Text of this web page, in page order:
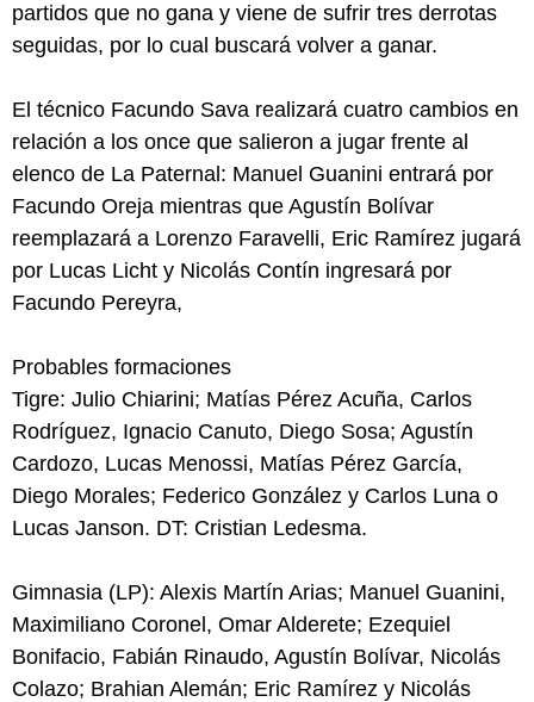
partidos que no gana y viene de sufrir tres derrotas
seguidas, por lo cual buscará volver a ganar.
El técnico Facundo Sava realizará cuatro cambios en
relación a los once que salieron a jugar frente al
elenco de La Paternal: Manuel Guanini entrará por
Facundo Oreja mientras que Agustín Bolívar
reemplazará a Lorenzo Faravelli, Eric Ramírez jugará
por Lucas Licht y Nicolás Contín ingresará por
Facundo Pereyra,
Probables formaciones
Tigre: Julio Chiarini; Matías Pérez Acuña, Carlos
Rodríguez, Ignacio Canuto, Diego Sosa; Agustín
Cardozo, Lucas Menossi, Matías Pérez García,
Diego Morales; Federico González y Carlos Luna o
Lucas Janson. DT: Cristian Ledesma.
Gimnasia (LP): Alexis Martín Arias; Manuel Guanini,
Maximiliano Coronel, Omar Alderete; Ezequiel
Bonifacio, Fabián Rinaudo, Agustín Bolívar, Nicolás
Colazo; Brahian Alemán; Eric Ramírez y Nicolás